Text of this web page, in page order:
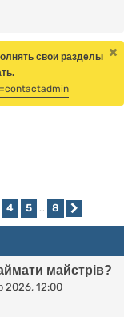
свои разделы
из8
4 5 … 8
майстрів?
2026, 12:00